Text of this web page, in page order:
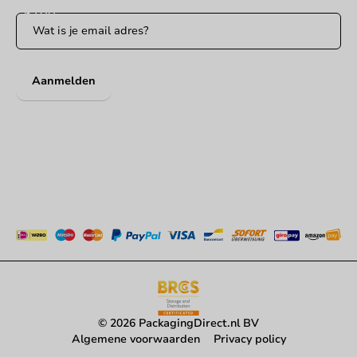
Aanmelden
© 2026 PackagingDirect.nl BV
Algemene voorwaarden
Privacy policy